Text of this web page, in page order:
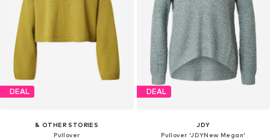
DEAL
& OTHER STORIES
Pullover
DEAL
JDY
Pullover 'JDYNew Megan'